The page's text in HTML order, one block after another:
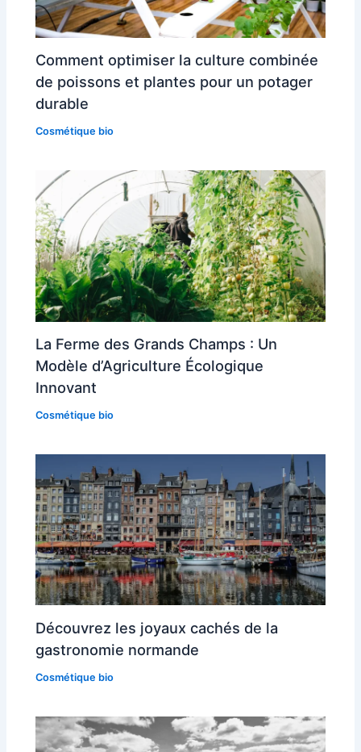
Comment optimiser la culture combinée
de poissons et plantes pour un potager
durable
Cosmétique bio
La Ferme des Grands Champs : Un
Modèle d’Agriculture Écologique
Innovant
Cosmétique bio
Découvrez les joyaux cachés de la
gastronomie normande
Cosmétique bio